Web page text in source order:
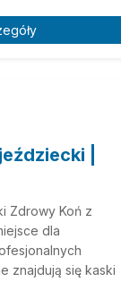
|
Zdrowy Koń z
dla
znajdują się kaski